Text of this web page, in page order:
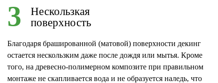
3
Нескользкая
поверхность
Благодаря брашированной (матовой) поверхности декинг
остается нескользким даже после дождя или мытья. Кроме
того, на древесно-полимерном композите при правильном
монтаже не скапливается вода и не образуется наледь, что